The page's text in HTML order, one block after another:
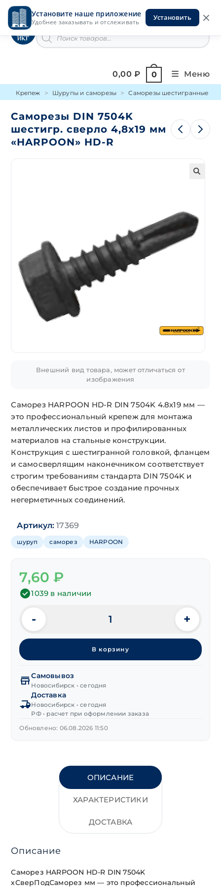
Установите наше приложение
Удобнее заказывать и отслеживать
Установить
Перейти
содержимомуИнструменты на Горской
товаров
0,00₽ 0 Меню
Крепеж Шурупы и саморезы Саморезы шестигранные
Саморезы DIN 7504K
шестигр. сверло 4,8х19 мм
«HARPOON» HD-R
Внешний вид товара, может отличаться от
изображения
Саморез HARPOON HD-R DIN 7504K 4.8х19 мм —
это профессиональный крепеж для монтажа
металлических листов и профилированных
материалов на стальные конструкции.
Конструкция с шестигранной головкой, фланцем
и самосверлящим наконечником соответствует
строгим требованиям стандарта DIN 7504K и
обеспечивает быстрое создание прочных
негерметичных соединений.
Артикул: 17369
шуруп саморез HARPOON
7,60₽
1039 в наличии
Количество
товара
Саморезы
DIN 7504K
сверло
4,8х19 мм
"HARPOON"
HD-
- +
В корзину
Самовывоз
Новосибирск • сегодня
Доставка
Новосибирск • сегодня
РФ • расчет при оформлении заказа
Обновлено: 06.08.2026 11:50
ОПИСАНИЕ
ХАРАКТЕРИСТИКИ
ДОСТАВКА
Описание
Саморез HARPOON HD-R DIN 7504K
хСверПодСаморез мм — это профессиональный